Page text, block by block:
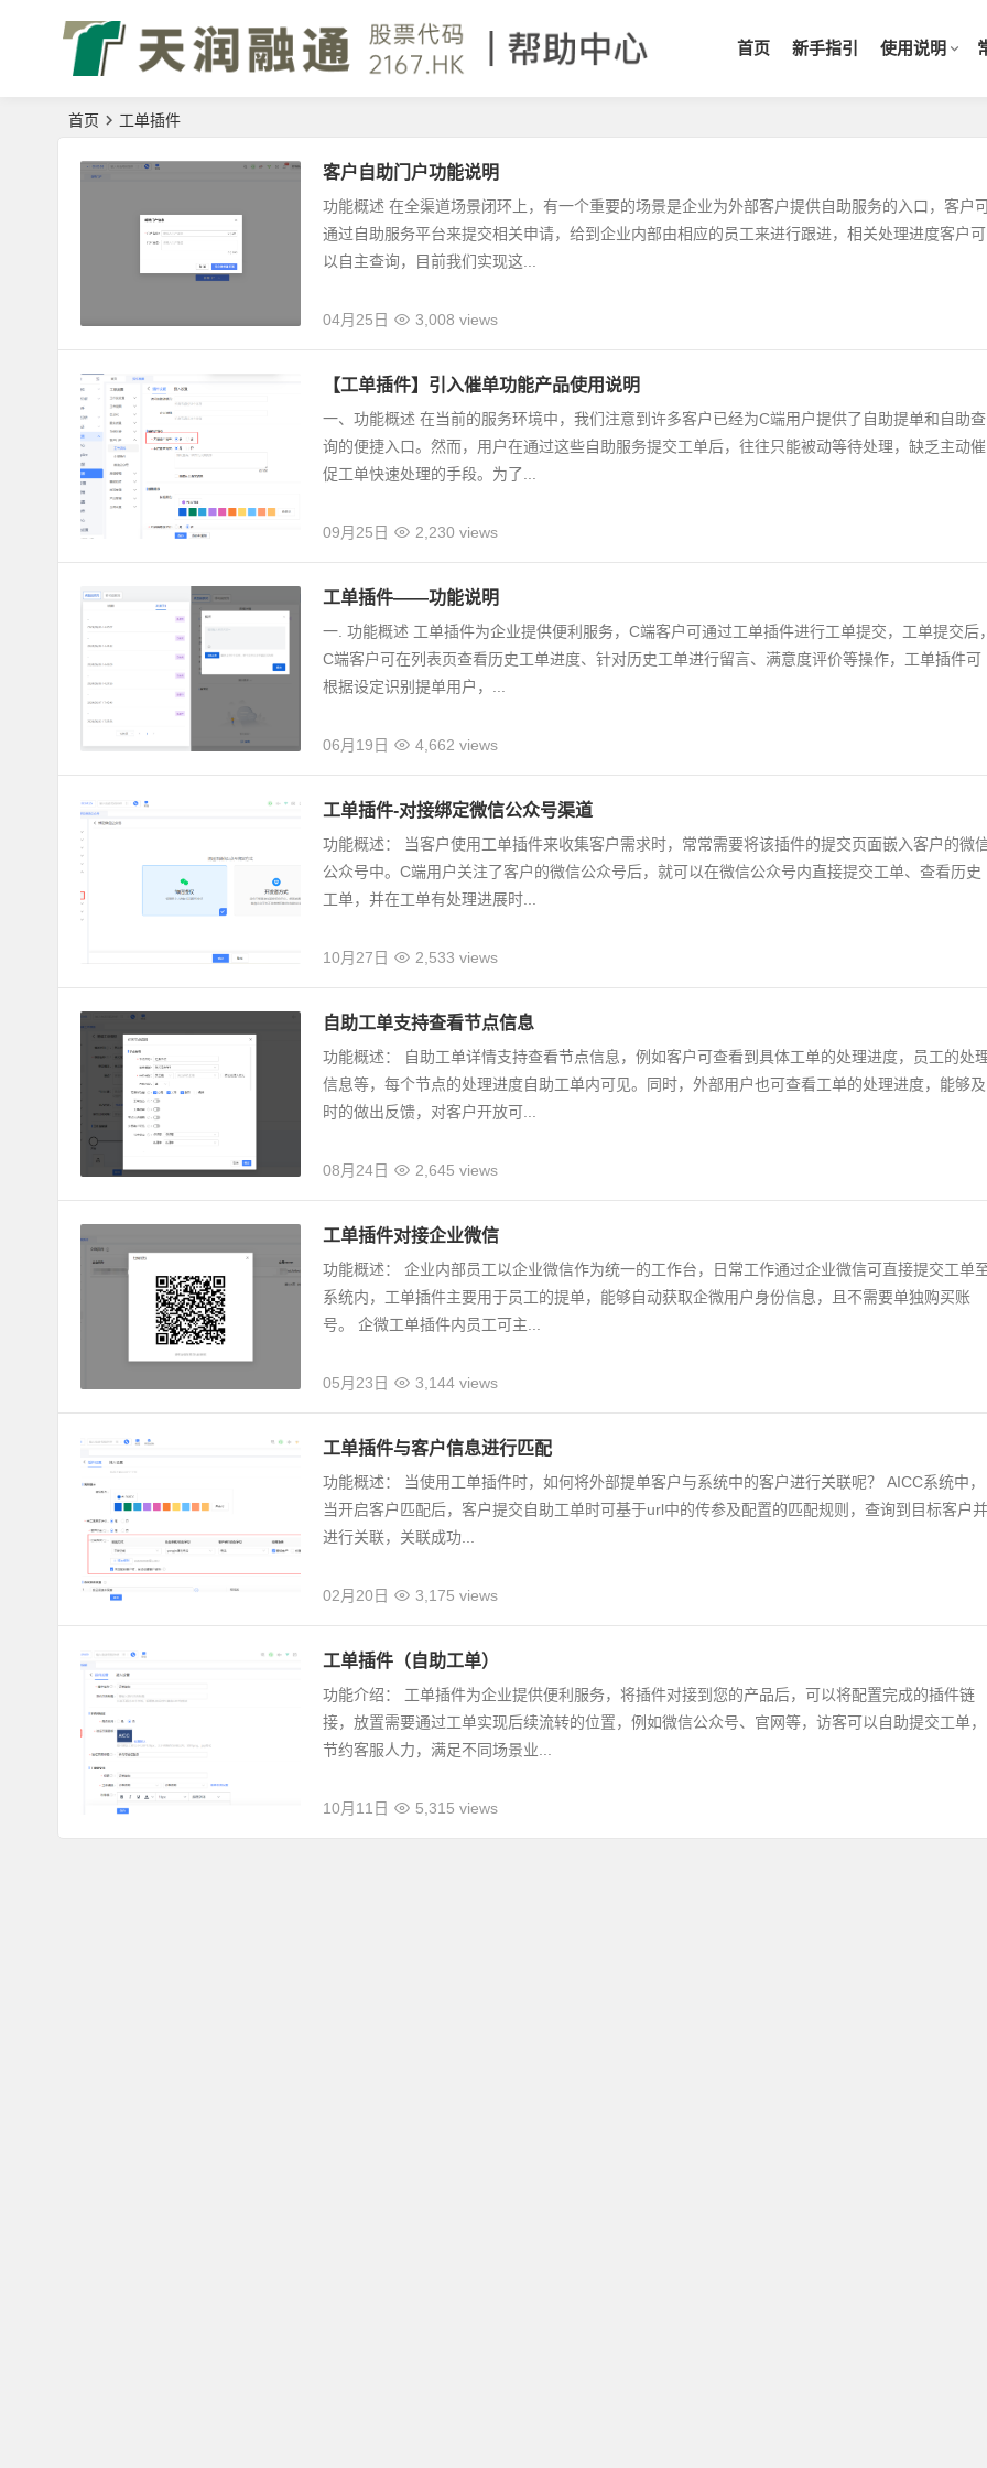
首页 新手指引 使用说明
首页 工单插件
客户自助门户功能说明
功能概述 在全渠道场景闭环上，有一个重要的场景是企业为外部客户提供自助服务的入口，客户
通过自助服务平台来提交相关申请，给到企业内部由相应的员工来进行跟进，相关处理进度客户可
以自主查询，目前我们实现这...
04月25日 3,008 views
【工单插件】引入催单功能产品使用说明
一、功能概述 在当前的服务环境中，我们注意到许多客户已经为C端用户提供了自助提单和自助查
询的便捷入口。然而，用户在通过这些自助服务提交工单后，往往只能被动等待处理，缺乏主动催
促工单快速处理的手段。为了...
09月25日 2,230 views
工单插件——功能说明
一. 功能概述 工单插件为企业提供便利服务，C端客户可通过工单插件进行工单提交，工单提交后
C端客户可在列表页查看历史工单进度、针对历史工单进行留言、满意度评价等操作，工单插件可
根据设定识别提单用户，...
06月19日 4,662 views
工单插件-对接绑定微信公众号渠道
功能概述： 当客户使用工单插件来收集客户需求时，常常需要将该插件的提交页面嵌入客户的微
公众号中。C端用户关注了客户的微信公众号后，就可以在微信公众号内直接提交工单、查看历史
工单，并在工单有处理进展时...
10月27日 2,533 views
自助工单支持查看节点信息
功能概述： 自助工单详情支持查看节点信息，例如客户可查看到具体工单的处理进度，员工的处
信息等，每个节点的处理进度自助工单内可见。同时，外部用户也可查看工单的处理进度，能够及
时的做出反馈，对客户开放可...
08月24日 2,645 views
工单插件对接企业微信
功能概述： 企业内部员工以企业微信作为统一的工作台，日常工作通过企业微信可直接提交工单
系统内，工单插件主要用于员工的提单，能够自动获取企微用户身份信息，且不需要单独购买账
号。 企微工单插件内员工可主...
05月23日 3,144 views
工单插件与客户信息进行匹配
功能概述： 当使用工单插件时，如何将外部提单客户与系统中的客户进行关联呢？ AICC系统中，
当开启客户匹配后，客户提交自助工单时可基于url中的传参及配置的匹配规则，查询到目标客户并
进行关联，关联成功...
02月20日 3,175 views
工单插件（自助工单）
功能介绍： 工单插件为企业提供便利服务，将插件对接到您的产品后，可以将配置完成的插件链
接，放置需要通过工单实现后续流转的位置，例如微信公众号、官网等，访客可以自助提交工单，
节约客服人力，满足不同场景业...
10月11日 5,315 views